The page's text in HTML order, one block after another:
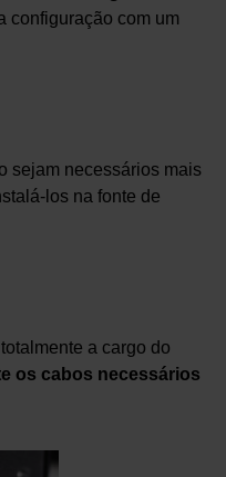
configuração com um
sejam necessários mais
los na fonte de
a cargo do
os cabos necessários